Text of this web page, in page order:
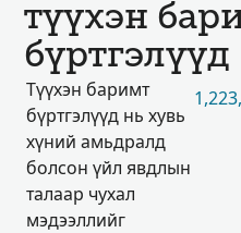
түүхэн
бүртгэлүүд
Түүхэн баримт
бүртгэлүүд нь хувь
хүний амьдралд
болсон үйл явдлын
талаар чухал
мэдээллийг